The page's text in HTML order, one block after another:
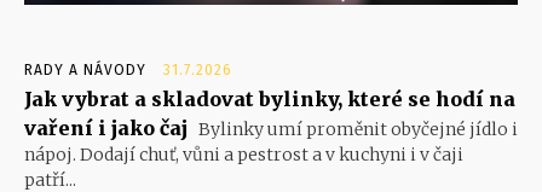
RADY A NÁVODY 31.7.2026
Jak vybrat a skladovat bylinky, které se hodí na
vaření i jako čaj Bylinky umí proměnit obyčejné jídlo i
nápoj. Dodají chuť, vůni a pestrost a v kuchyni i v čaji
patří...